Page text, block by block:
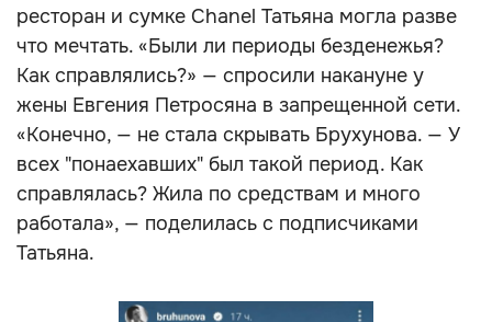
ресторан и сумке Chanel Татьяна могла разве
что мечтать. «Были ли периоды безденежья?
Как справлялись?» — спросили накануне у
жены Евгения Петросяна в запрещенной сети.
«Конечно, — не стала скрывать Брухунова. — У
всех "понаехавших" был такой период. Как
справлялась? Жила по средствам и много
работала», — поделилась с подписчиками
Татьяна.